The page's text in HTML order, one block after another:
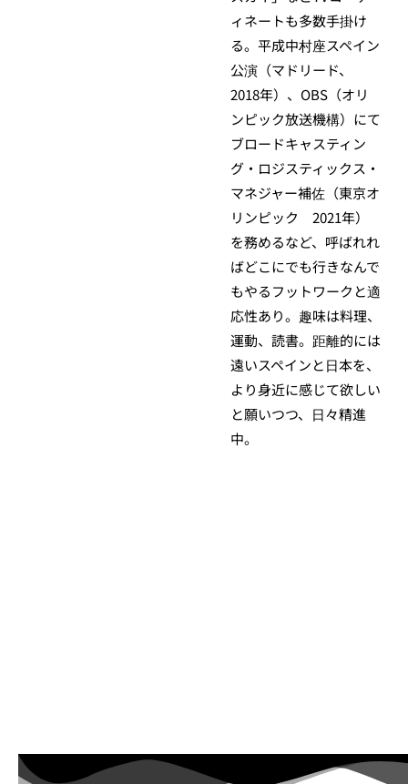
ィネートも多数手掛け
る。平成中村座スペイン
公演（マドリード、
2018年）、OBS（オリ
ンピック放送機構）にて
ブロードキャスティン
グ・ロジスティックス・
マネジャー補佐（東京オ
リンピック 2021年）
を務めるなど、呼ばれれ
ばどこにでも行きなんで
もやるフットワークと適
応性あり。趣味は料理、
運動、読書。距離的には
遠いスペインと日本を、
より身近に感じて欲しい
と願いつつ、日々精進
中。